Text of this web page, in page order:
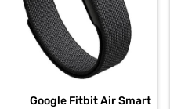
Google Fitbit Air Smart